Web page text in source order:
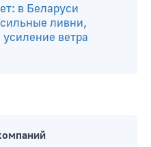
в Беларуси
ливни,
ветра